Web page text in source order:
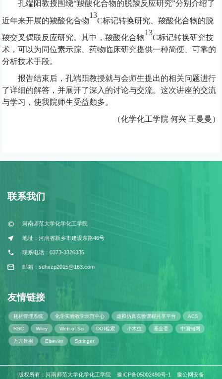
孔端阳教授围绕“羧酸化合物的脱羧反应研究”分别介绍了
近年来开展的羧酸化合物
13
C标记转换研究、羧酸化合物的脱
羧交叉偶联反应研究。其中，羧酸化合物
13
C标记转换研究技
术，可以为同位素示踪、药物临床研究提供一种简便、可靠的
分析技术手段。
报告结束后，孔端阳教授就与会师生提出的相关问题进行
了详细的解答，并展开了深入的讨论与交流。这次讲座的交流
与学习，使我院师生受益颇多。
（化学化工学院 何兴 王曼曼）
联系我们
河南师范大学化学化工学院
地址：河南省新乡市建设东路46号
联系电话：0373-3326335
邮箱：sdhxzp2015@163.com
友情链接
耗材管理系统 化学实验教学示范中心 虚拟仿真实验课程共享平台 ACS
RSC Wiley Web of Sci DOI检索 小木虫 基金委 中国知网
万方数据 Elsevier Springer
版权所有：河南师范大学化学化工学院 豫ICP备05002490号-1 豫公网安备